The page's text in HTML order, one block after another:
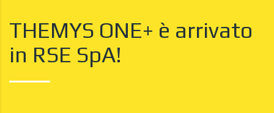
THEMYS ONE+ è arrivato
in RSE SpA!